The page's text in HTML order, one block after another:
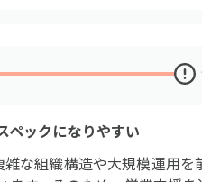
ペックになりやすい
な組織構造や大規模運用